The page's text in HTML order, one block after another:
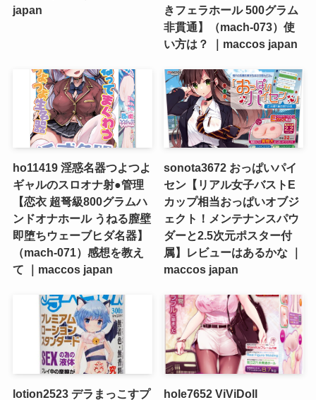
japan
きフェラホール 500グラム
非貫通】（mach-073）使
い方は？ ｜maccos japan
ho11419 淫惑名器つよつよ
ギャルのスロオナ射●管理
【恋衣 超弩級800グラムハ
ンドオナホール うねる膣壁
即堕ちウェーブヒダ名器】
（mach-071）感想を教え
て ｜maccos japan
sonota3672 おっぱいパイ
セン【リアル女子バストE
カップ相当おっぱいオブジ
ェクト！メンテナンスパウ
ダーと2.5次元ポスター付
属】レビューはあるかな ｜
maccos japan
lotion2523 デラまっこすプ hole7652 ViViDoll